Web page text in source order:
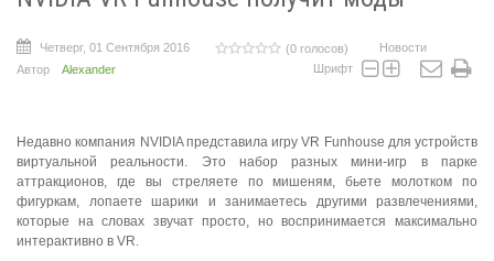
Четверг, 01 Сентября 2016 (0 голосов)
Новости
Автор
Alexander Шрифт
Недавно компания NVIDIA представила игру VR Funhouse для устройств
виртуальной реальности. Это набор разных мини-игр в парке
аттракционов, где вы стреляете по мишеням, бьете молотком по
фигуркам, лопаете шарики и занимаетесь другими развлечениями,
которые на словах звучат просто, но воспринимается максимально
интерактивно в VR.